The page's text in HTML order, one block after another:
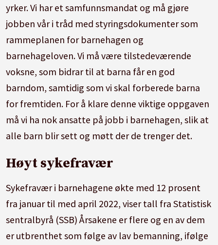
yrker. Vi har et samfunnsmandat og må gjøre
jobben vår i tråd med styringsdokumenter som
rammeplanen for barnehagen og
barnehageloven. Vi må være tilstedeværende
voksne, som bidrar til at barna får en god
barndom, samtidig som vi skal forberede barna
for fremtiden. For å klare denne viktige oppgaven
må vi ha nok ansatte på jobb i barnehagen, slik at
alle barn blir sett og møtt der de trenger det.
Høyt sykefravær
Sykefravær i barnehagene økte med 12 prosent
fra januar til med april 2022, viser tall fra Statistisk
sentralbyrå (SSB) Årsakene er flere og en av dem
er utbrenthet som følge av lav bemanning, ifølge